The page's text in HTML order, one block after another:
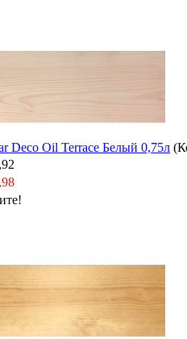
Deco Oil Terrace Белый 0,75л